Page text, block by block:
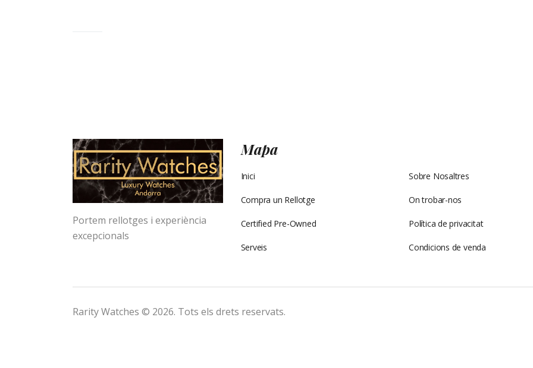
Portem rellotges i experiència
excepcionals
Mapa
Inici
Compra un Rellotge
Certified Pre-Owned
Serveis
Sobre Nosaltres
On trobar-nos
Política de privacitat
Condicions de venda
Rarity Watches © 2026. Tots els drets reservats.